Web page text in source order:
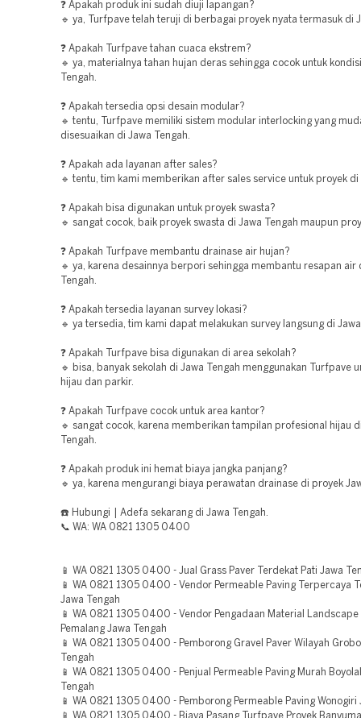
❓ Apakah produk ini sudah diuji lapangan?
🔹 ya, Turfpave telah teruji di berbagai proyek nyata termasuk di
❓ Apakah Turfpave tahan cuaca ekstrem?
🔹 ya, materialnya tahan hujan deras sehingga cocok untuk
Tengah.
❓ Apakah tersedia opsi desain modular?
🔹 tentu, Turfpave memiliki sistem modular interlocking yang
disesuaikan di Jawa Tengah.
❓ Apakah ada layanan after sales?
🔹 tentu, tim kami memberikan after sales service untuk proyek di
❓ Apakah bisa digunakan untuk proyek swasta?
🔹 sangat cocok, baik proyek swasta di Jawa Tengah maupun
❓ Apakah Turfpave membantu drainase air hujan?
🔹 ya, karena desainnya berpori sehingga membantu resapan air
Tengah.
❓ Apakah tersedia layanan survey lokasi?
🔹 ya tersedia, tim kami dapat melakukan survey langsung di
❓ Apakah Turfpave bisa digunakan di area sekolah?
🔹 bisa, banyak sekolah di Jawa Tengah menggunakan Turfpave
hijau dan parkir.
❓ Apakah Turfpave cocok untuk area kantor?
🔹 sangat cocok, karena memberikan tampilan profesional hijau
Tengah.
❓ Apakah produk ini hemat biaya jangka panjang?
🔹 ya, karena mengurangi biaya perawatan drainase di proyek
☎️ Hubungi | Adefa sekarang di Jawa Tengah.
📞 WA: WA 0821 1305 0400
📱 WA 0821 1305 0400 - Jual Grass Paver Terdekat Pati Jawa
📱 WA 0821 1305 0400 - Vendor Permeable Paving Terpercaya
Jawa Tengah
📱 WA 0821 1305 0400 - Vendor Pengadaan Material Landscape
Pemalang Jawa Tengah
📱 WA 0821 1305 0400 - Pemborong Gravel Paver Wilayah
Tengah
📱 WA 0821 1305 0400 - Penjual Permeable Paving Murah
Tengah
📱 WA 0821 1305 0400 - Pemborong Permeable Paving Wonogiri
📱 WA 0821 1305 0400 - Biaya Pasang Turfpave Proyek